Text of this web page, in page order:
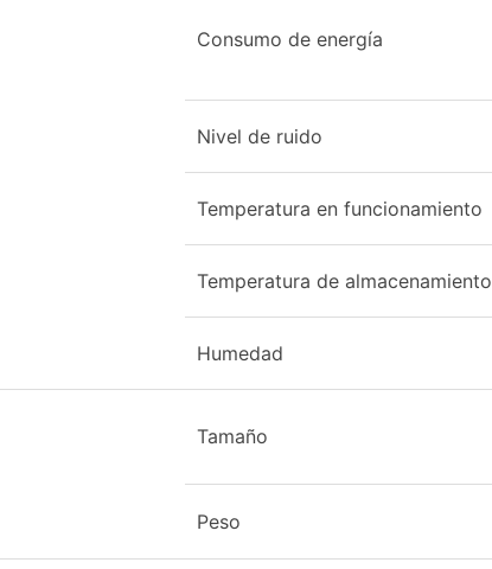
Consumo de energía
Nivel de ruido
Temperatura en funcionamiento
Temperatura de almacenamiento
Humedad
Tamaño
Peso